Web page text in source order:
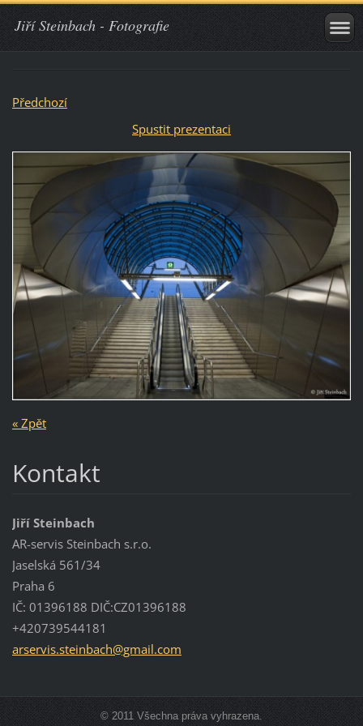
Jiří Steinbach - Fotografie
Předchozí
Spustit prezentaci
« Zpět
Kontakt
Jiří Steinbach
AR-servis Steinbach s.r.o.
Jaselská 561/34
Praha 6
IČ: 01396188 DIČ:CZ01396188
+420739544181
arservis.steinbach@gmail.com
© 2011 Všechna práva vyhrazena.